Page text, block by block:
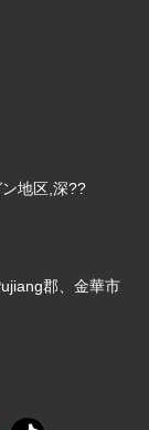
地区,深??
郡、金華市